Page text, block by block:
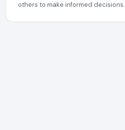
others to make informed decisions.